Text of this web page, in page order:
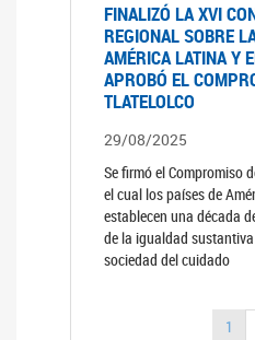
FINALIZÓ LA XVI
REGIONAL SOBRE
AMÉRICA LATINA Y
APROBÓ EL
TLATELOLCO
29/08/2025
Se firmó el Compromiso
el cual los países de
establecen una década
de la igualdad
sociedad del cuidado
1